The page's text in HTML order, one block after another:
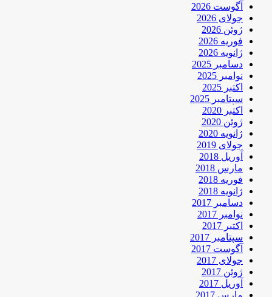
آگوست 2026
جولای 2026
ژوئن 2026
فوریه 2026
ژانویه 2026
دسامبر 2025
نوامبر 2025
اکتبر 2025
سپتامبر 2025
اکتبر 2020
ژوئن 2020
ژانویه 2020
جولای 2019
آوریل 2018
مارس 2018
فوریه 2018
ژانویه 2018
دسامبر 2017
نوامبر 2017
اکتبر 2017
سپتامبر 2017
آگوست 2017
جولای 2017
ژوئن 2017
آوریل 2017
مارس 2017